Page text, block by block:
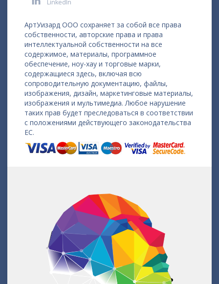
LinkedIn
АртУизард ООО сохраняет за собой все права
собственности, авторские права и права
интеллектуальной собственности на все
содержимое, материалы, программное
обеспечение, ноу-хау и торговые марки,
содержащиеся здесь, включая всю
сопроводительную документацию, файлы,
изображения, дизайн, маркетинговые материалы,
изображения и мультимедиа. Любое нарушение
таких прав будет преследоваться в соответствии
с положениями действующего законодательства
ЕС.